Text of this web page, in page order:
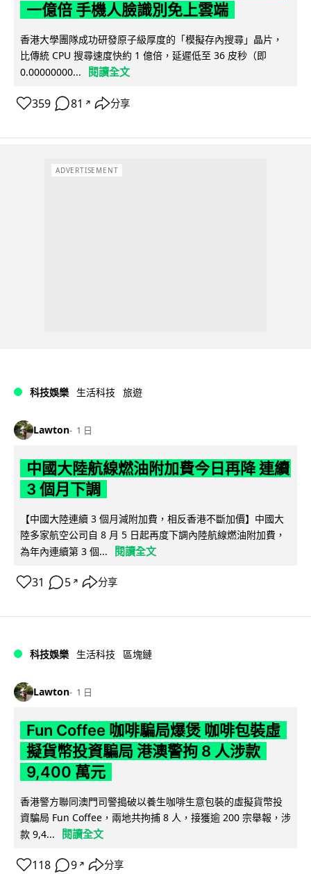
一億倍 手機人臉識別免上雲端
香港大學團隊成功研發原子級厚度的「模擬存內搜尋」晶片，
比傳統 CPU 搜尋速度快約 1 億倍，延遲低至 36 皮秒（即
0.00000000...
閱讀全文
359 81 ↗ 分享
ADVERTISEMENT
科技娛樂 生活科技 旅遊
Lawton 1 日
中國大陸航線燃油附加費今日再降 連續
3 個月下調
【中國大陸連續 3 個月減附加費，相反香港不斷加價】中國大
陸多家航空公司自 8 月 5 日起再度下調內陸航線燃油附加費，
為年內連續第 3 個...
閱讀全文
31 5 ↗ 分享
科技娛樂 生活科技 區塊鏈
Lawton 1 日
Fun Coffee 咖啡騙局爆煲 咖啡包裝虛
擬貨幣投資騙局 港澳警拘 8 人涉款
9,400 萬元
香港警方聯同澳門司警搗破以養生咖啡生意包裝的虛擬貨幣投
資騙局 Fun Coffee，兩地共拘捕 8 人，接獲逾 200 宗舉報，涉
款 9,4...
閱讀全文
118 9 ↗ 分享